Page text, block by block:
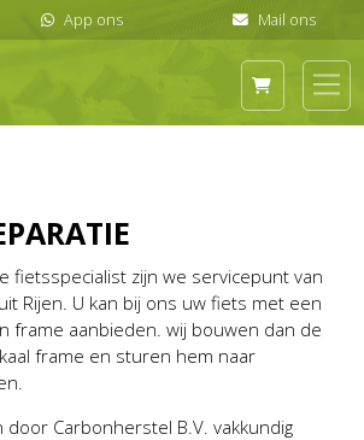
fietsspecialist zijn we servicepunt van
Rijen. U kan bij ons uw fiets met een
frame aanbieden. wij bouwen dan de
frame en sturen hem naar
Carbonherstel B.V. vakkundig